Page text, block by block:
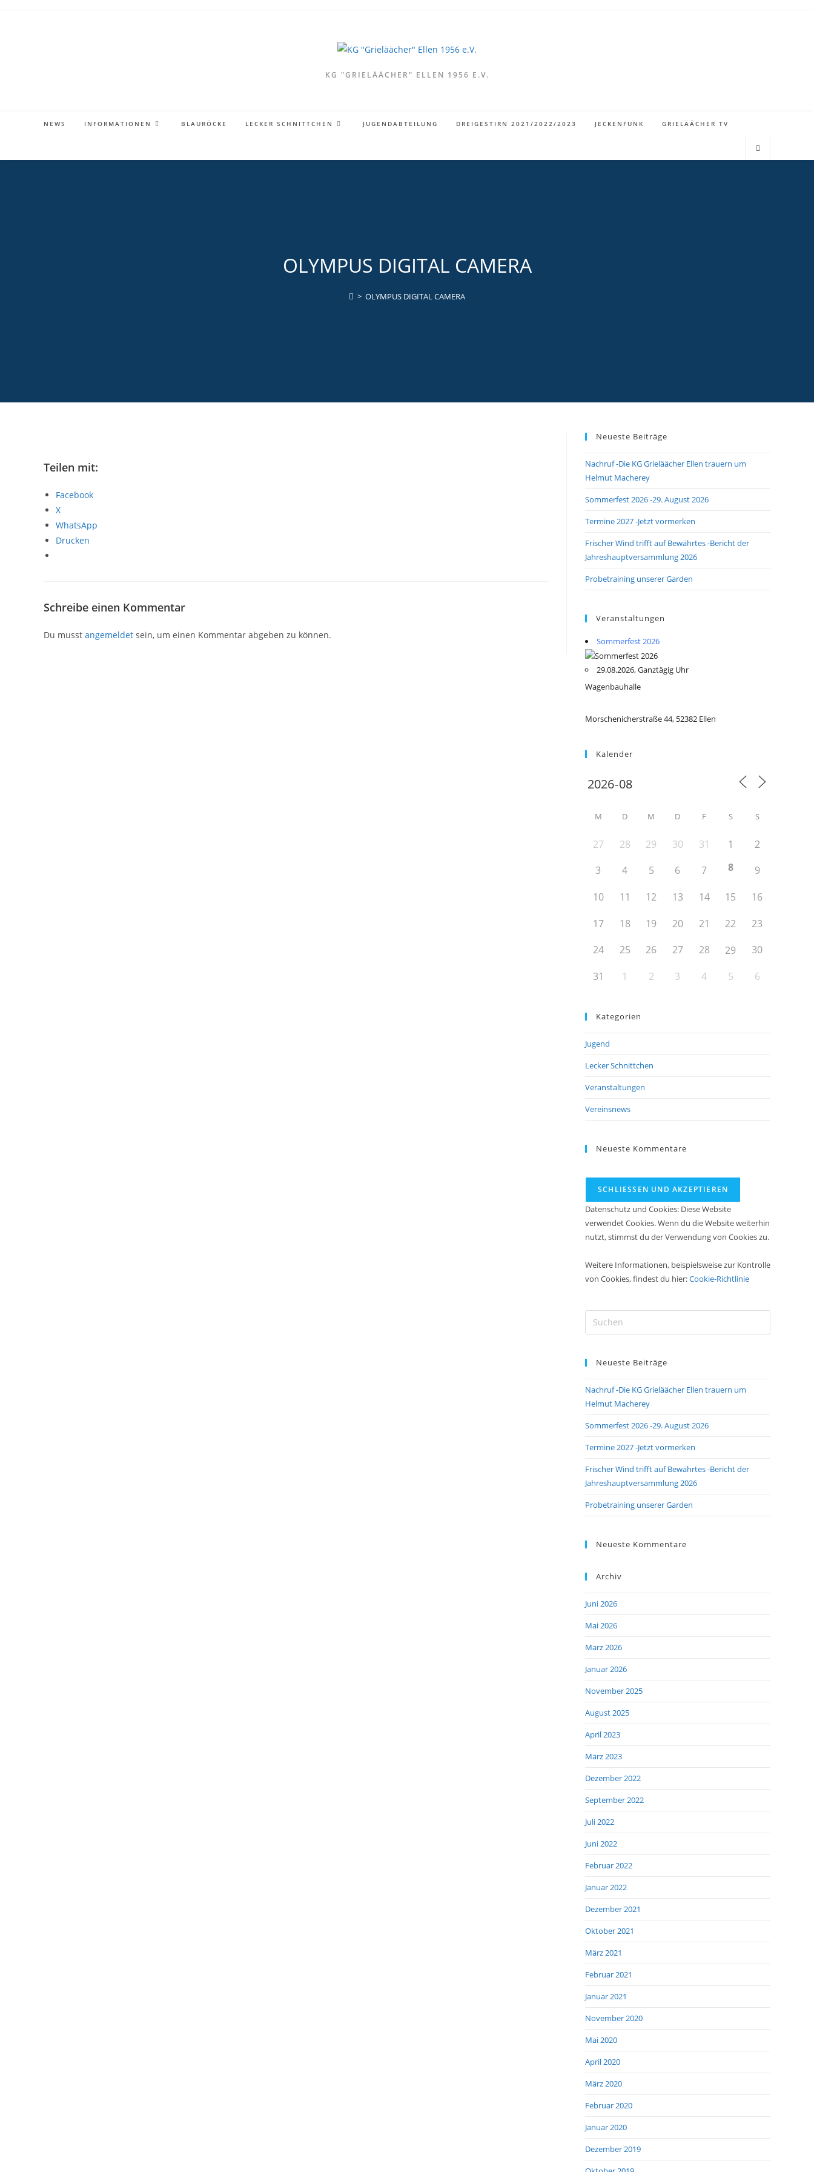
KG "GRIELÄÄCHER" ELLEN 1956 E.V.
NEWS INFORMATIONEN BLAURÖCKE LECKER SCHNITTCHEN JUGENDABTEILUNG DREIGESTIRN 2021/2022/2023 JECKENFUNK GRIELÄÄCHER TV
OLYMPUS DIGITAL CAMERA
> OLYMPUS DIGITAL CAMERA
Teilen mit:
Facebook
X
WhatsApp
Drucken
Schreibe einen Kommentar
Du musst angemeldet sein, um einen Kommentar abgeben zu können.
Neueste Beiträge
Nachruf -Die KG Grieläächer Ellen trauern um
Helmut Macherey
Sommerfest 2026 -29. August 2026
Termine 2027 -Jetzt vormerken
Frischer Wind trifft auf Bewährtes -Bericht der
Jahreshauptversammlung 2026
Probetraining unserer Garden
Veranstaltungen
Sommerfest 2026
29.08.2026, Ganztägig Uhr
Wagenbauhalle
Morschenicherstraße 44, 52382 Ellen
Kalender
M D M D F S S
27 28 29 30 31 1
2
3
4 5 6 7 8
9
10
11 12 13 14 15
16
17
18 19 20 21 22
23
24
25 26 27 28 29
30
31
1 2 3 4 5 6
Kategorien
Jugend
Lecker Schnittchen
Veranstaltungen
Vereinsnews
Neueste Kommentare
Datenschutz und Cookies: Diese Website
verwendet Cookies. Wenn du die Website weiterhin
nutzt, stimmst du der Verwendung von Cookies zu.
Weitere Informationen, beispielsweise zur Kontrolle
von Cookies, findest du hier:Cookie-Richtlinie
Escape
Neueste Beiträge
Nachruf -Die KG Grieläächer Ellen trauern um
Helmut Macherey
Sommerfest 2026 -29. August 2026
Termine 2027 -Jetzt vormerken
Frischer Wind trifft auf Bewährtes -Bericht der
Jahreshauptversammlung 2026
Probetraining unserer Garden
Neueste Kommentare
Archiv
Juni 2026
Mai 2026
März 2026
Januar 2026
November 2025
August 2025
April 2023
März 2023
Dezember 2022
September 2022
Juli 2022
Juni 2022
Februar 2022
Januar 2022
Dezember 2021
Oktober 2021
März 2021
Februar 2021
Januar 2021
November 2020
Mai 2020
April 2020
März 2020
Februar 2020
Januar 2020
Dezember 2019